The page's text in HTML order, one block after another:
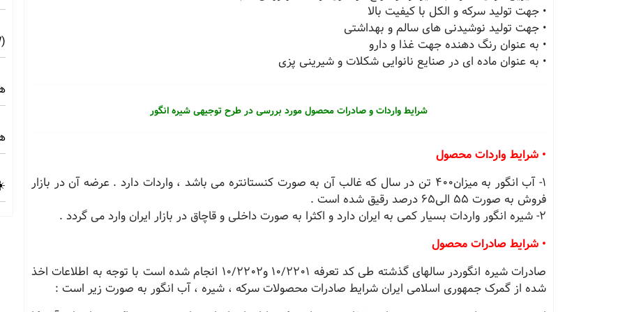
• جهت تولید سرکه و الکل با کیفیت بالا
• جهت تولید نوشیدنی های سالم و بهداشتی
• به عنوان رنگ دهنده جهت غذا و دارو
• به عنوان ماده ای در صنایع نانوایی شکلات و شیرینی پزی
شرایط واردات و صادرات محصول مورد بررسی در طرح توجیهی شیره انگور
• شرایط واردات محصول
1- آب انگور به میزان400 تن در سال که غالب آن به صورت کنستانتره می باشد ، واردات دارد . عرضه آن در بازار
فروش به صورت 55 الی65 درصد رقیق شده است .
2- شیره انگور واردات بسیار کمی به ایران دارد و اکثرا به صورت داخلی و قاچاق در بازار ایران وارد می گردد .
• شرایط صادرات محصول
صادرات شیره انگوردر سالهای گذشته طی کد تعرفه 10/2201 و10/2202 انجام شده است با توجه به اطلاعات اخذ
شده از گمرک جمهوری اسلامی ایران شرایط صادرات محصولات سرکه ، شیره ، آب انگور به صورت زیر است :
(10MW) ☀️ راهنمای فنی و اجرایی